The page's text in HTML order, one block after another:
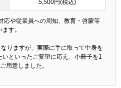
5,500円(税込)
応や従業員への周知、教育・啓蒙等
す。
りますが、実際に手に取って中身を
といったご要望に応え、小冊子を1
用意しました。